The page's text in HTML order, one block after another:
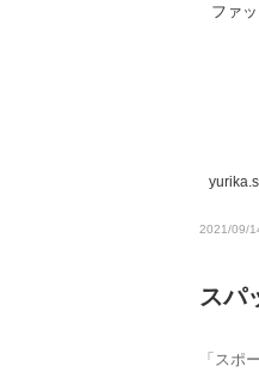
ファ
2021/09/
スパ
「スポ